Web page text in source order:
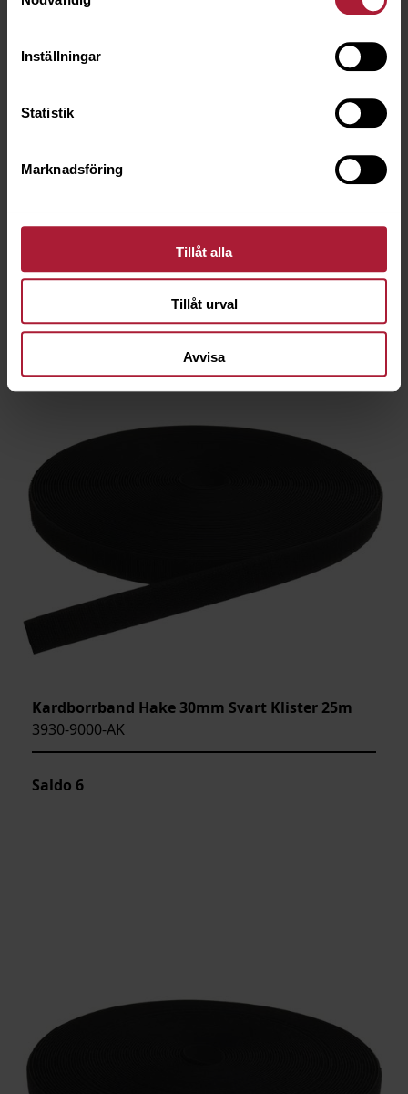
Inställningar
Statistik
Marknadsföring
Tillåt alla
Tillåt urval
Avvisa
Kardborrband Hake 30mm Svart Klister 25m
3930-9000-AK
Saldo 6